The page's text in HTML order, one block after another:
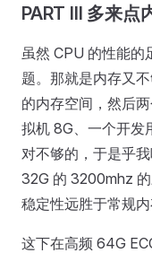
PART III 多来点
虽然 CPU 的性能的
题。那就是内存又
的内存空间，然后
拟机 8G、一个开发
对不够的，于是乎
32G 的 3200mhz 的
稳定性远胜于常规内
这下在高频 64G